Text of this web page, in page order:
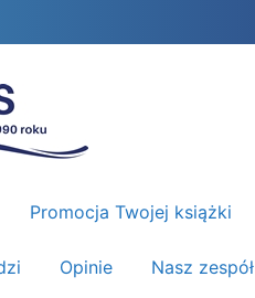
Promocja Twojej książki
Opinie Nasz zespół